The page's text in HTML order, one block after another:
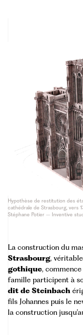
Hypothèse de restitution des
cathédrale de Strasbourg, vers
Stéphane Potier – Inventive
La construction du
Strasbourg,
gothique,
famille participent à
dit de Steinbach
fils Johannes puis le
la construction